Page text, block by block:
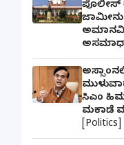
ಪೊಲೀಸ್
ಜಾಮೀನು
ಸಿಎಂ
ಮಕಾಡೆ
[Politics]